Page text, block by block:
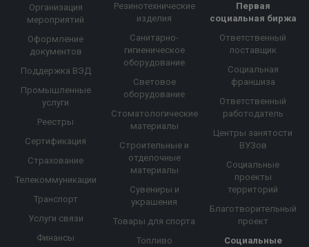
Организация
мероприятий
Оформление
документов
Поддержка ВЭД
Промышленные
услуги
Реестры
Сертификация
Страхование
Телекоммуникации
Транспорт
Услуги связи
Финансы
Резинотехнические
изделия
Санитарно-
гигиеническое
оборудование
Световое
оборудование
Стоматологические
материалы
Строительные и
отделочные
материалы
Сувениры и
украшения
Товары для спорта
Топливо
Первая
социальная биржа
Ответственный
поставщик
Социальная
франшиза
Ответственный
работодатель
Центры занятости
ВУЗов
Социальные
проекты
территорий
Благотворительный
проект
Социальные